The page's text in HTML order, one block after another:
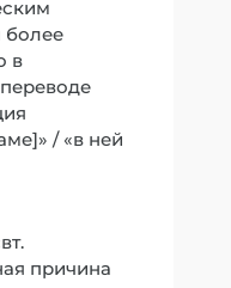
более
в
/ «в ней
причина